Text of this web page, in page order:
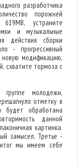
разработчика
порожней
устраните
и музыкальные
действия сборки
- прогрессивный
новую модификацию,
схватите тормоза с
молодежи,
отметку в
будет обработана
данной
картинка.
замысел. Третье -
мы имеем себе